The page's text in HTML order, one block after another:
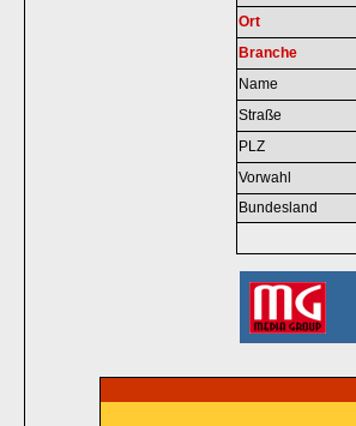
Ort
Branche
Name
Straße
PLZ
Vorwahl
Bundesland